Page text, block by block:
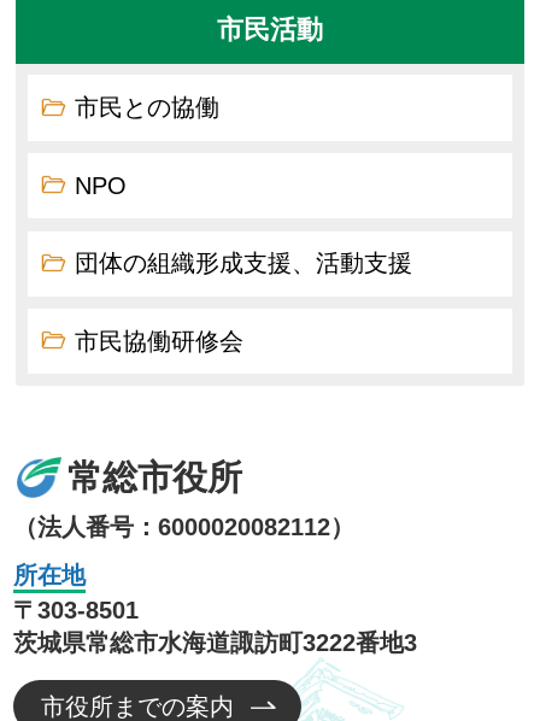
市民活動
市民との協働
NPO
団体の組織形成支援、活動支援
市民協働研修会
常総市役所
（法人番号：6000020082112）
所在地
〒303-8501
茨城県常総市水海道諏訪町3222番地3
市役所までの案内